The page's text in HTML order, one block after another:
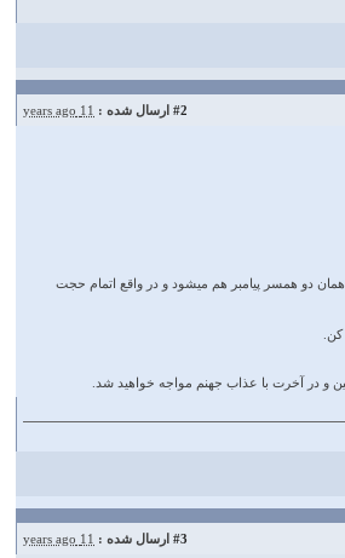
#2 ارسال شده : 11 years ago
زن دو پیامبر (نوح ولوط)اشاره کرده،پس شامل همان دو همسر پیامبر هم میشود و در واقع اتمام حجت
و در آخرت با عذاب جهنم مواجه خواهید شد.
#3 ارسال شده : 11 years ago